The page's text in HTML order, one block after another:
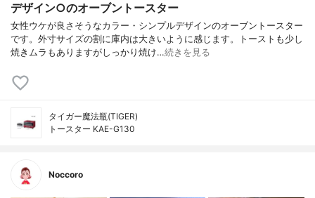
デザイン○のオーブントースター
女性ウケが良さそうなカラー・シンプルデザインのオーブントースター
です。外寸サイズの割に庫内は大きいように感じます。トーストも少し
焼きムラもありますがしっかり焼け…続きを見る
タイガー魔法瓶(TIGER)
トースター KAE-G130
Noccoro